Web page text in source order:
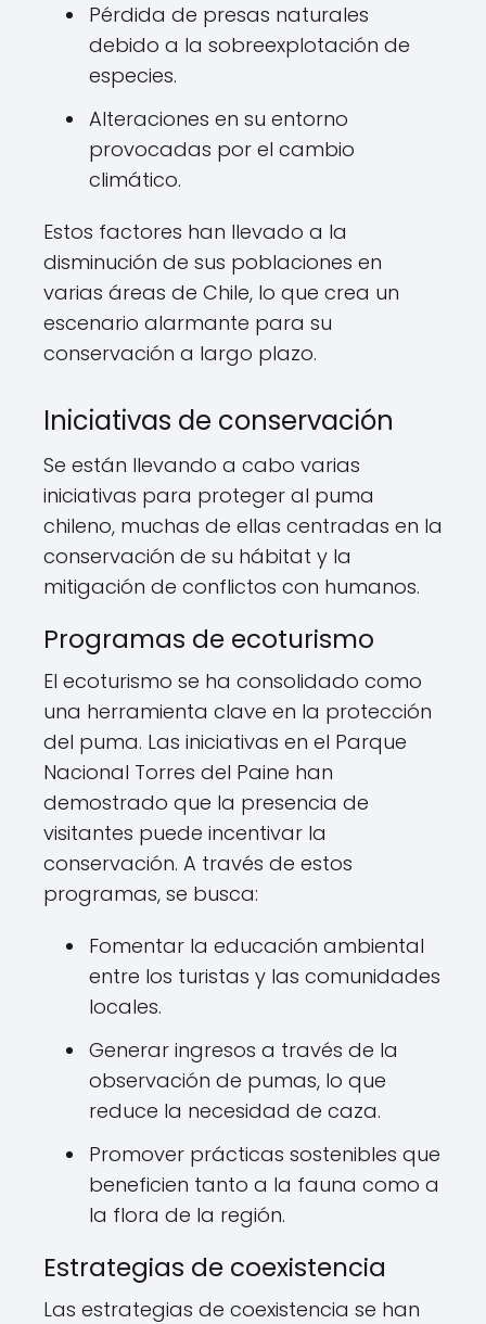
Pérdida de presas naturales
debido a la sobreexplotación de
especies.
Alteraciones en su entorno
provocadas por el cambio
climático.
Estos factores han llevado a la
disminución de sus poblaciones en
varias áreas de Chile, lo que crea un
escenario alarmante para su
conservación a largo plazo.
Iniciativas de conservación
Se están llevando a cabo varias
iniciativas para proteger al puma
chileno, muchas de ellas centradas en la
conservación de su hábitat y la
mitigación de conflictos con humanos.
Programas de ecoturismo
El ecoturismo se ha consolidado como
una herramienta clave en la protección
del puma. Las iniciativas en el Parque
Nacional Torres del Paine han
demostrado que la presencia de
visitantes puede incentivar la
conservación. A través de estos
programas, se busca:
Fomentar la educación ambiental
entre los turistas y las comunidades
locales.
Generar ingresos a través de la
observación de pumas, lo que
reduce la necesidad de caza.
Promover prácticas sostenibles que
beneficien tanto a la fauna como a
la flora de la región.
Estrategias de coexistencia
Las estrategias de coexistencia se han